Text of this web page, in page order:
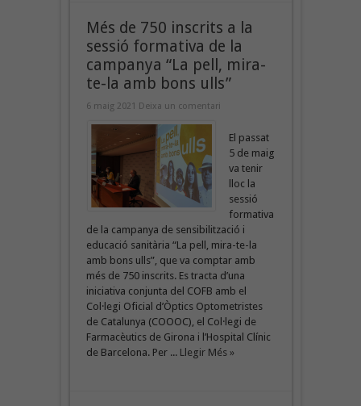
Més de 750 inscrits a la
sessió formativa de la
campanya “La pell, mira-
te-la amb bons ulls”
6 maig 2021 Deixa un comentari
El passat
5 de maig
va tenir
lloc la
sessió
formativa
de la campanya de sensibilització i
educació sanitària “La pell, mira-te-la
amb bons ulls”, que va comptar amb
més de 750 inscrits. Es tracta d’una
iniciativa conjunta del COFB amb el
Col·legi Oficial d’Òptics Optometristes
de Catalunya (COOOC), el Col·legi de
Farmacèutics de Girona i l’Hospital Clínic
de Barcelona. Per ... Llegir Més »